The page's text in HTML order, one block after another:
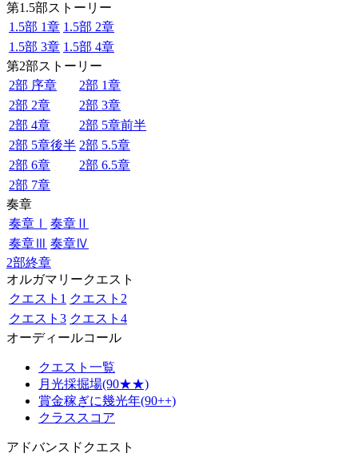
第1.5部ストーリー
1.5部 1章 1.5部 2章
1.5部 3章 1.5部 4章
第2部ストーリー
2部 序章
2部 1章
2部 2章
2部 3章
2部 4章
2部 5章前半
2部 5章後半 2部 5.5章
2部 6章
2部 6.5章
2部 7章
奏章
奏章Ⅰ
奏章Ⅱ
奏章Ⅲ 奏章Ⅳ
2部終章
オルガマリークエスト
クエスト1 クエスト2
クエスト3 クエスト4
オーディールコール
クエスト一覧
月光採掘場(90★★)
賞金稼ぎに幾光年(90++)
クラススコア
アドバンスドクエスト